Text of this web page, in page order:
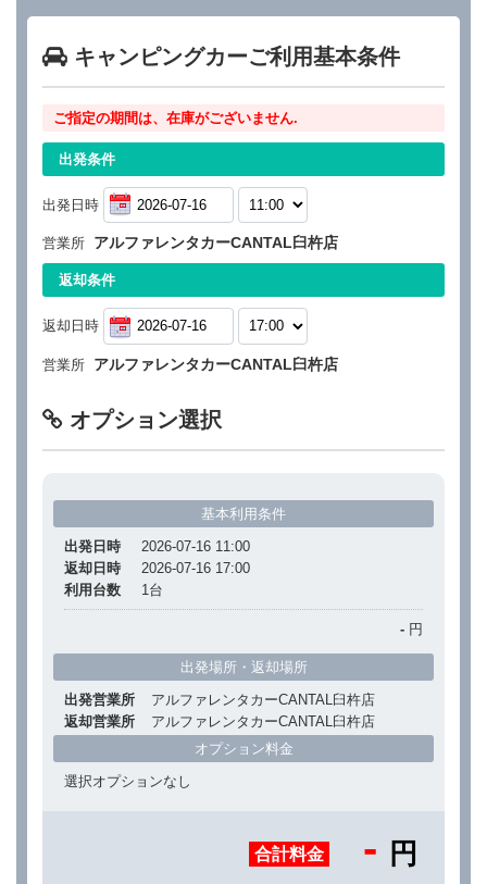
キャンピングカーご利用基本条件
ご指定の期間は、在庫がございません.
出発条件
出発日時
営業所 アルファレンタカーCANTAL臼杵店
返却条件
返却日時
営業所 アルファレンタカーCANTAL臼杵店
オプション選択
基本利用条件
出発日時
2026-07-16 11:00
返却日時
2026-07-16 17:00
利用台数
1 台
- 円
出発場所・返却場所
出発営業所
アルファレンタカーCANTAL臼杵店
返却営業所
アルファレンタカーCANTAL臼杵店
オプション料金
選択オプションなし
合計料金 - 円